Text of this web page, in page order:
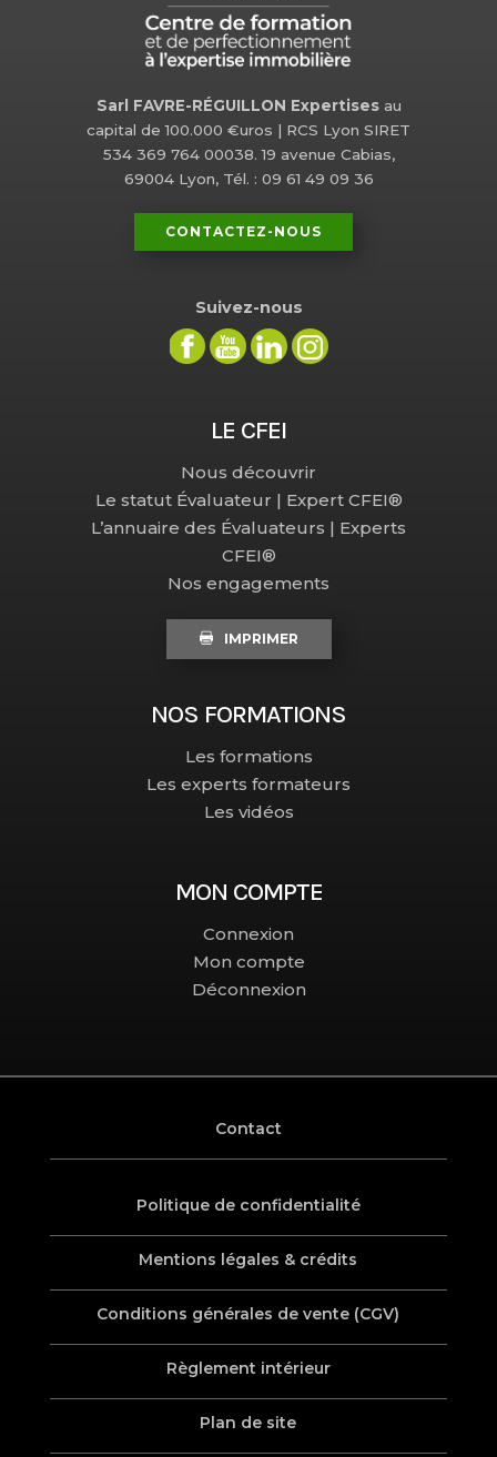
Sarl FAVRE-RÉGUILLON Expertisesau
capital de 100.000 €uros | RCS Lyon SIRET
534 369 764 00038. 19 avenue Cabias,
69004 Lyon, Tél. : 09 61 49 09 36
CONTACTEZ-NOUS
Suivez-nous
LE CFEI
Nous découvrir
Le statut Évaluateur | Expert CFEI®
L’annuaire des Évaluateurs | Experts
CFEI®
Nos engagements
IMPRIMER
NOS FORMATIONS
Les formations
Les experts formateurs
Les vidéos
MON COMPTE
Connexion
Mon compte
Déconnexion
Contact
Politique de confidentialité
Mentions légales & crédits
Conditions générales de vente (CGV)
Règlement intérieur
Plan de site